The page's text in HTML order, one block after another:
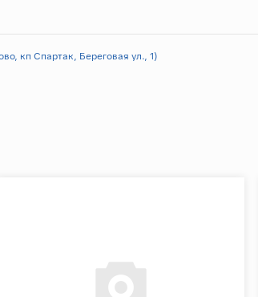
кп Спартак, Береговая ул., 1)